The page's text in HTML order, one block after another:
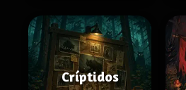
Críptidos